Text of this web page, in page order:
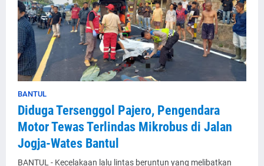
BANTUL
Diduga Tersenggol Pajero, Pengendara
Motor Tewas Terlindas Mikrobus di Jalan
Jogja-Wates Bantul
BANTUL - Kecelakaan lalu lintas beruntun yang melibatkan